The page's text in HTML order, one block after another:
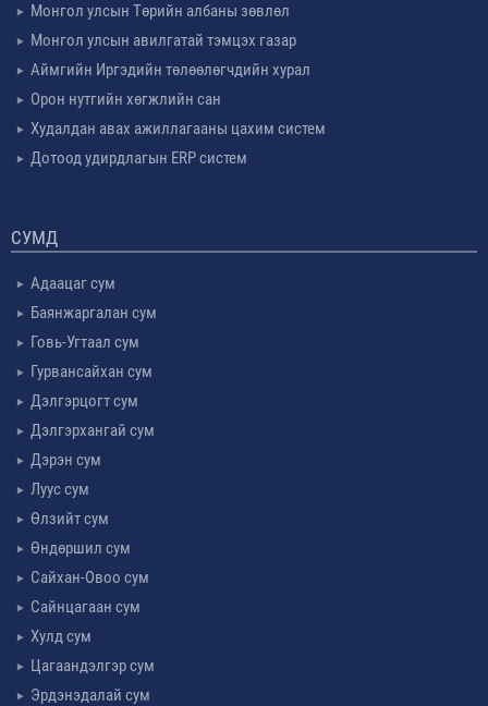
Монгол улсын Төрийн албаны зөвлөл
Монгол улсын авилгатай тэмцэх газар
Аймгийн Иргэдийн төлөөлөгчдийн хурал
Орон нутгийн хөгжлийн сан
Худалдан авах ажиллагааны цахим систем
Дотоод удирдлагын ERP систем
СУМД
Адаацаг сум
Баянжаргалан сум
Говь-Угтаал сум
Гурвансайхан сум
Дэлгэрцогт сум
Дэлгэрхангай сум
Дэрэн сум
Луус сум
Өлзийт сум
Өндөршил сум
Сайхан-Овоо сум
Сайнцагаан сум
Хулд сум
Цагаандэлгэр сум
Эрдэнэдалай сум